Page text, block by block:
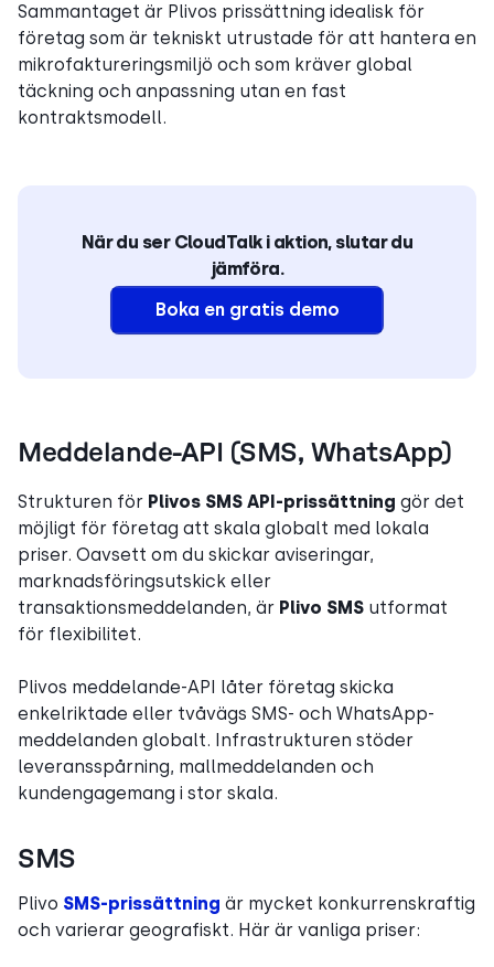
Sammantaget är Plivos prissättning idealisk för
företag som är tekniskt utrustade för att hantera en
mikrofaktureringsmiljö och som kräver global
täckning och anpassning utan en fast
kontraktsmodell.
När du ser CloudTalk i aktion, slutar du
jämföra.
Boka en gratis demo
Meddelande-API (SMS, WhatsApp)
Strukturen för Plivos SMS API-prissättning gör det
möjligt för företag att skala globalt med lokala
priser. Oavsett om du skickar aviseringar,
marknadsföringsutskick eller
transaktionsmeddelanden, är Plivo SMS utformat
för flexibilitet.
Plivos meddelande-API låter företag skicka
enkelriktade eller tvåvägs SMS- och WhatsApp-
meddelanden globalt. Infrastrukturen stöder
leveransspårning, mallmeddelanden och
kundengagemang i stor skala.
SMS
Plivo SMS-prissättning är mycket konkurrenskraftig
och varierar geografiskt. Här är vanliga priser: